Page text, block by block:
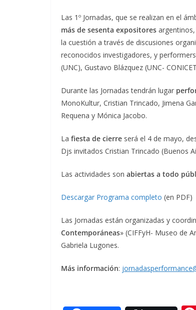
Las 1º Jornadas, que se realizan en el
más de sesenta expositores
la cuestión a través de discusiones
reconocidos investigadores, y
(UNC), Gustavo Blázquez (UNC-
Durante las Jornadas tendrán lugar
MonoKultur, Cristian Trincado, Jimena
Requena y Mónica Jacobo.
La fiesta de cierre será el 4 de mayo,
Djs invitados Cristian Trincado (Buenos
Las actividades son abiertas a todo
Descargar Programa completo (en PDF)
Las Jornadas están organizadas y
Contemporáneas» (CIFFyH- Museo de
Gabriela Lugones.
Más información: